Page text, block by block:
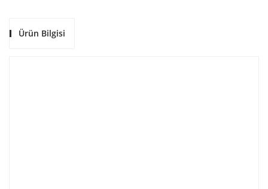
Ürün Bilgisi